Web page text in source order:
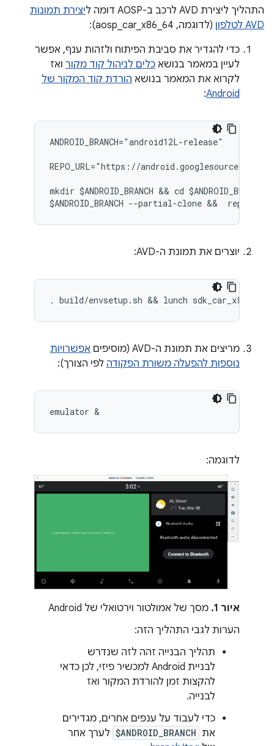
התהליך ליצירת AVD לרכב ב-AOSP דומה ל
יצירת תמונות
AVD לטלפון
(לדוגמה, aosp_car_x86_64):
כדי להגדיר את סביבת הפיתוח ולזהות ענף, אפשר
לעיין במאמר בנושא כלים לניהול קוד מקור ואז
לקרוא את המאמר בנושא הורדת קוד המקור של
Android
:
ANDROID_BRANCH="android12L-release"
REPO_URL="https://
mkdir $ANDROID_BRANCH && cd
$ANDROID_BRANCH --partial-clone &&  repo
יוצרים את תמונת ה-AVD:
. build/envsetup.sh && lunch sdk_car_x86_64-
מריצים את תמונת ה-AVD (מוסיפים
אפשרויות
נוספות להפעלה משורת הפקודה לפי הצורך):
emulator &
לדוגמה:
איור 1.
מסך של אמולטור וירטואלי של Android
הערות לגבי התהליך הזה:
תהליך הבנייה זהה לזה שנדרש
לבניית Android למכשיר פיזי, לכן כדאי
להקצות זמן להורדת המקור ואז
לבנייה.
כדי לעבוד על ענפים אחרים, מגדירים
את $ANDROID_BRANCH לערך אחר